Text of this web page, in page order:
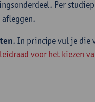
Per
afleggen.
. In principe vul je die
leidraad voor het kiezen